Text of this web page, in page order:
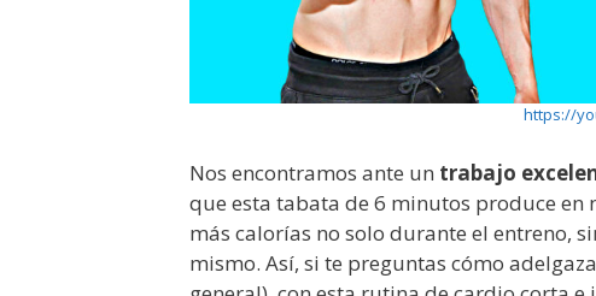
https://
Nos encontramos ante un trabajo
que esta tabata de 6 minutos produce
más calorías no solo durante el entreno,
mismo. Así, si te preguntas cómo